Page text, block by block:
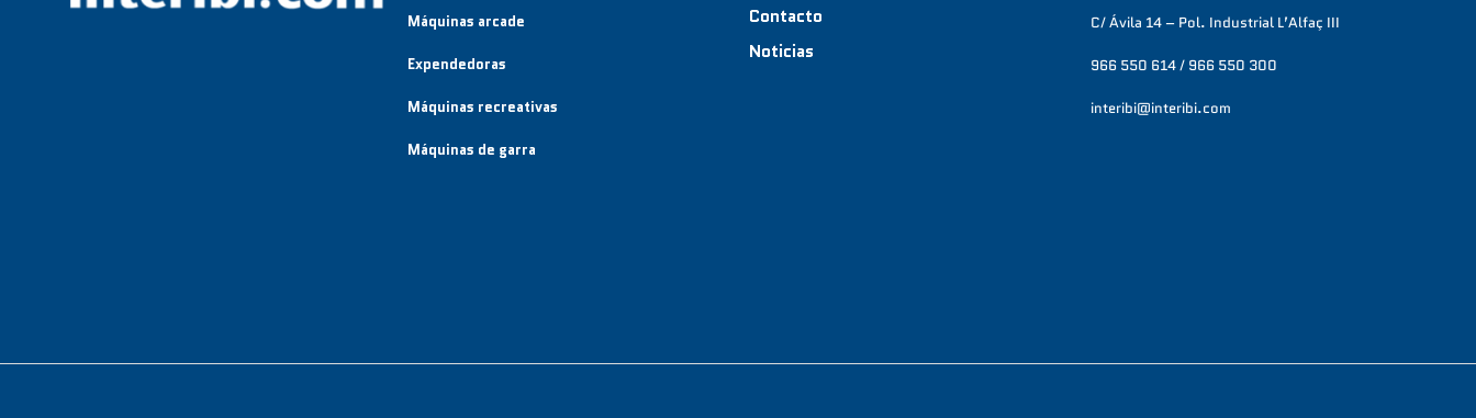
Máquinas arcade
Expendedoras
Máquinas recreativas
Máquinas de garra
Contacto
Noticias
C/ Ávila 14 – Pol. Industrial L’Alfaç III
966 550 614 / 966 550 300
interibi@interibi.com